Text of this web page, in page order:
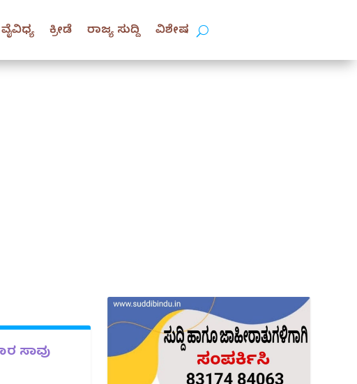
ವೈವಿಧ್ಯ ಕ್ರೀಡೆ ರಾಜ್ಯ ಸುದ್ದಿ ವಿಶೇಷ
ಸಾವು